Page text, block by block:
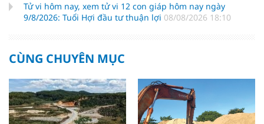
Tử vi hôm nay, xem tử vi 12 con giáp hôm nay ngày
9/8/2026: Tuổi Hợi đầu tư thuận lợi 08/08/2026 18:10
CÙNG CHUYÊN MỤC